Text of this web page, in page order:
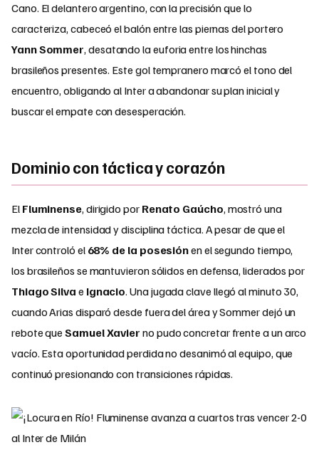
Cano. El delantero argentino, con la precisión que lo
caracteriza, cabeceó el balón entre las piernas del portero
Yann Sommer, desatando la euforia entre los hinchas
brasileños presentes. Este gol tempranero marcó el tono del
encuentro, obligando al Inter a abandonar su plan inicial y
buscar el empate con desesperación.
Dominio con táctica y corazón
El Fluminense, dirigido por Renato Gaúcho, mostró una
mezcla de intensidad y disciplina táctica. A pesar de que el
Inter controló el 68% de la posesiónen el segundo tiempo,
los brasileños se mantuvieron sólidos en defensa, liderados por
Thiago Silva e Ignacio. Una jugada clave llegó al minuto 30,
cuando Arias disparó desde fuera del área y Sommer dejó un
rebote queSamuel Xavier no pudo concretar frente a un arco
vacío. Esta oportunidad perdida no desanimó al equipo, que
continuó presionando con transiciones rápidas.